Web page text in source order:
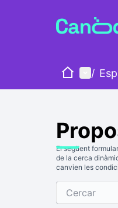
IniciMenú
/
El següent
de la cerca
canvien les